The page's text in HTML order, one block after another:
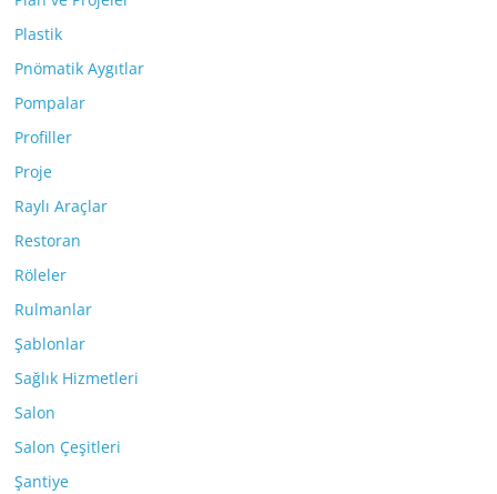
Plastik
Pnömatik Aygıtlar
Pompalar
Profiller
Proje
Raylı Araçlar
Restoran
Röleler
Rulmanlar
Şablonlar
Sağlık Hizmetleri
Salon
Salon Çeşitleri
Şantiye